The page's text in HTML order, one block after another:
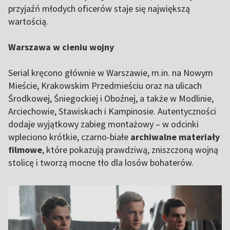
przyjaźń młodych oficerów staje się największą
wartością.
Warszawa w cieniu wojny
Serial kręcono głównie w Warszawie, m.in. na Nowym
Mieście, Krakowskim Przedmieściu oraz na ulicach
Środkowej, Śniegockiej i Oboźnej, a także w Modlinie,
Arciechowie, Stawiskach i Kampinosie. Autentyczności
dodaje wyjątkowy zabieg montażowy – w odcinki
wpleciono krótkie, czarno-białe archiwalne materiały
filmowe, które pokazują prawdziwą, zniszczoną wojną
stolicę i tworzą mocne tło dla losów bohaterów.